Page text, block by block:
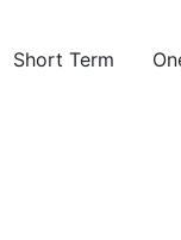
Short Term